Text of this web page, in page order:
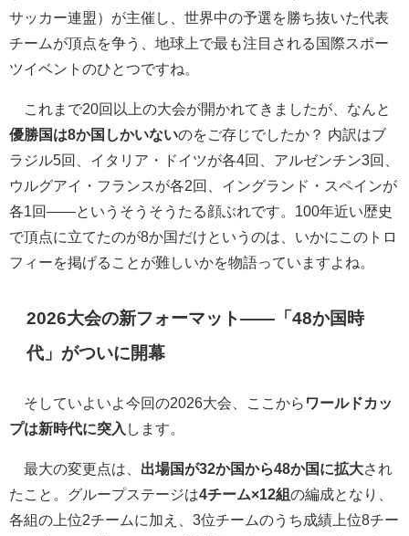
サッカー連盟）が主催し、世界中の予選を勝ち抜いた代表
チームが頂点を争う、地球上で最も注目される国際スポー
ツイベントのひとつですね。
これまで20回以上の大会が開かれてきましたが、なんと
優勝国は8か国しかいないのをご存じでしたか？ 内訳はブ
ラジル5回、イタリア・ドイツが各4回、アルゼンチン3回、
ウルグアイ・フランスが各2回、イングランド・スペインが
各1回――というそうそうたる顔ぶれです。100年近い歴史
で頂点に立てたのが8か国だけというのは、いかにこのトロ
フィーを掲げることが難しいかを物語っていますよね。
2026大会の新フォーマット――「48か国時
代」がついに開幕
そしていよいよ今回の2026大会、ここから ワールドカッ
プは新時代に突入 します。
最大の変更点は、 出場国が32か国から48か国に拡大され
たこと。グループステージは4チーム×12組の編成となり、
各組の上位2チームに加え、3位チームのうち成績上位8チー